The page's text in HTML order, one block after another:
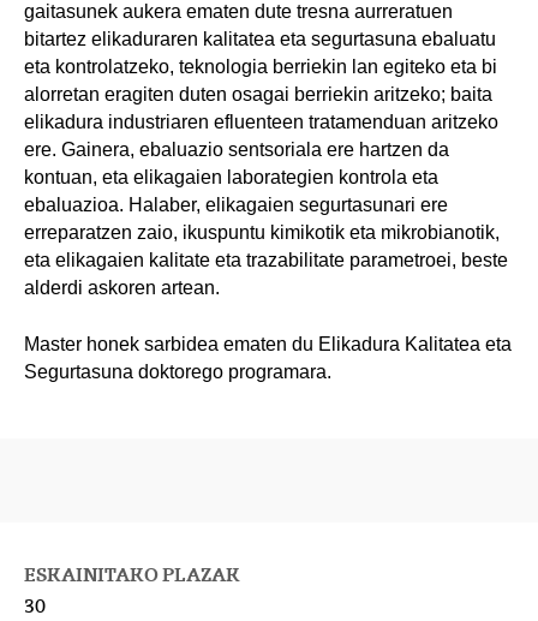
gaitasunek aukera ematen dute tresna aurreratuen
bitartez elikaduraren kalitatea eta segurtasuna ebaluatu
eta kontrolatzeko, teknologia berriekin lan egiteko eta bi
alorretan eragiten duten osagai berriekin aritzeko; baita
elikadura industriaren efluenteen tratamenduan aritzeko
ere. Gainera, ebaluazio sentsoriala ere hartzen da
kontuan, eta elikagaien laborategien kontrola eta
ebaluazioa. Halaber, elikagaien segurtasunari ere
erreparatzen zaio, ikuspuntu kimikotik eta mikrobianotik,
eta elikagaien kalitate eta trazabilitate parametroei, beste
alderdi askoren artean.
Master honek sarbidea ematen du Elikadura Kalitatea eta
Segurtasuna doktorego programara.
ESKAINITAKO PLAZAK
30